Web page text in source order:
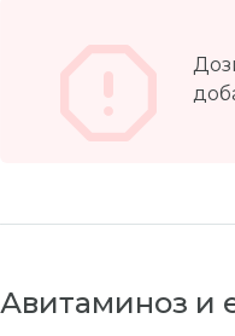
Авитаминоз и